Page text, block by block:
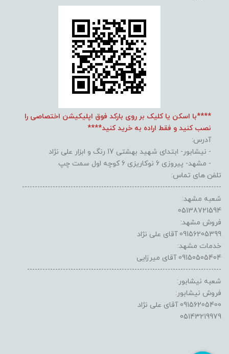
****با اسکن یا کلیک بر روی بارکد فوق اپلیکیشن اختصاصی را
نصب کنید و فقط اراده به خرید کنید****
آدرس:
- نیشابور- ابتدای شهید بهشتی 17 رنگ و ابزار علی نژاد
- مشهد- پیروزی 6 نوکاریزی 6 کوچه اول سمت چپ
تلفن های تماس:
------------------------------------------------------------------------------
شعبه مشهد:
05138721594
فروش مشهد:
09156205399 آقای علی نژاد
خدمات مشهد:
09150505404 آقای میرزایی
----------------------------------------------------------------------------
شعبه نیشابور:
فروش نیشابور:
09156205400 آقای علی نژاد
05143219979